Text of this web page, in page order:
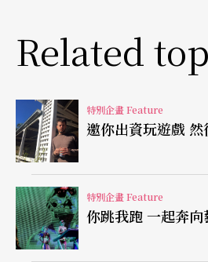
作品的直接感受。二○○八年
一系列作品都充滿著遊戲的參
279 摩托計程車》（2012）、
3），每回演出皆限定一位觀眾
出就如同「很酷的朋友陪著玩
玩」的不確定性，讓演出時間
帶著觀眾到海邊談天），創下
人數最少以及空間最小與最大
Related
特別企畫 Feature
邀
特別企畫 Feature
你跳我跑 一